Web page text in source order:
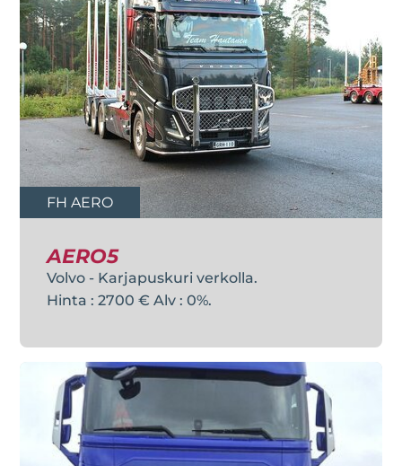
FH AERO
AERO5
Volvo - Karjapuskuri verkolla.
Hinta : 2700 € Alv : 0%.